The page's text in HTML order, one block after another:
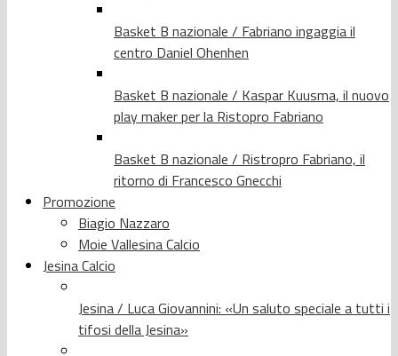
Basket B nazionale / Fabriano ingaggia il
centro Daniel Ohenhen
Basket B nazionale / Kaspar Kuusma, il nuovo
play maker per la Ristopro Fabriano
Basket B nazionale / Ristropro Fabriano, il
ritorno di Francesco Gnecchi
Promozione
Biagio Nazzaro
Moie Vallesina Calcio
Jesina Calcio
Jesina / Luca Giovannini: «Un saluto speciale a tutti i
tifosi della Jesina»